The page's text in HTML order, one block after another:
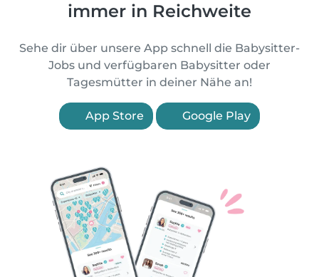
immer in Reichweite
Sehe dir über unsere App schnell die Babysitter-
Jobs und verfügbaren Babysitter oder
Tagesmütter in deiner Nähe an!
App Store Google Play